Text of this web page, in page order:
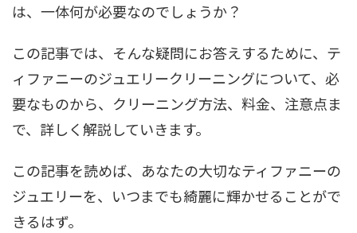
は、一体何が必要なのでしょうか？
この記事では、そんな疑問にお答えするために、テ
ィファニーのジュエリークリーニングについて、必
要なものから、クリーニング方法、料金、注意点ま
で、詳しく解説していきます。
この記事を読めば、あなたの大切なティファニーの
ジュエリーを、いつまでも綺麗に輝かせることがで
きるはず。